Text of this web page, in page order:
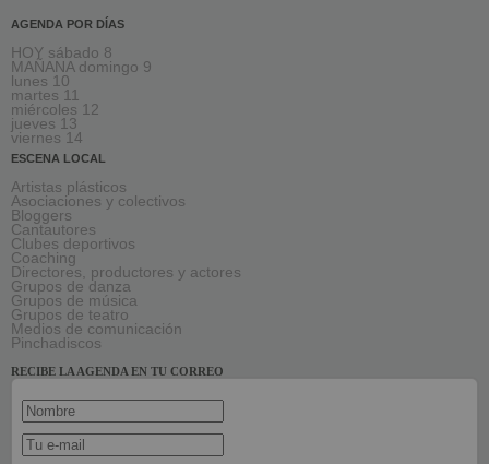
AGENDA POR DÍAS
HOY sábado 8
MAÑANA domingo 9
lunes 10
martes 11
miércoles 12
jueves 13
viernes 14
ESCENA LOCAL
Artistas plásticos
Asociaciones y colectivos
Bloggers
Cantautores
Clubes deportivos
Coaching
Directores, productores y actores
Grupos de danza
Grupos de música
Grupos de teatro
Medios de comunicación
Pinchadiscos
RECIBE LA AGENDA EN TU CORREO